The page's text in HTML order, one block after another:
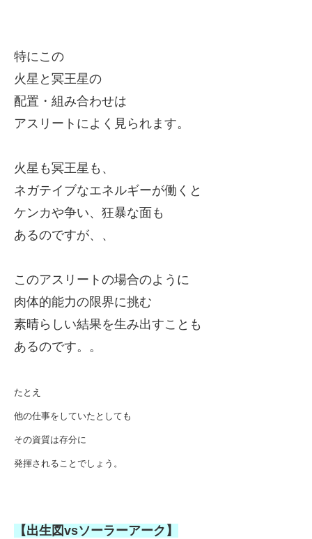
特にこの
火星と冥王星の
配置・組み合わせは
アスリートによく見られます。
火星も冥王星も、
ネガテイブなエネルギーが働くと
ケンカや争い、狂暴な面も
あるのですが、、
このアスリートの場合のように
肉体的能力の限界に挑む
素晴らしい結果を生み出すことも
あるのです。。
たとえ
他の仕事をしていたとしても
その資質は存分に
発揮されることでしょう。
【出生図vsソーラーアーク 】